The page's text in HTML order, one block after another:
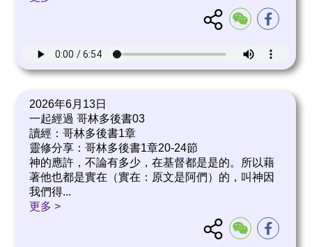
2026年6月13日
一起經過 哥林多後書03
讀經：哥林多後書1章
靈修分享：哥林多後書1章20-24節
神的應許，不論有多少，在基督都是是的。所以藉
著他也都是實在（實在：原文是阿們）的，叫神因
我們得...
更多 >